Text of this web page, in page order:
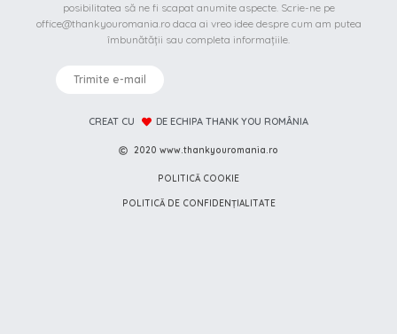
posibilitatea să ne fi scapat anumite aspecte. Scrie-ne pe
office@thankyouromania.ro daca ai vreo idee despre cum am putea
îmbunătății sau completa informațiile.
Trimite e-mail
CREAT CU DE ECHIPA THANK YOU ROMÂNIA
2020 www.thankyouromania.ro
POLITICĂ COOKIE
POLITICĂ DE CONFIDENȚIALITATE